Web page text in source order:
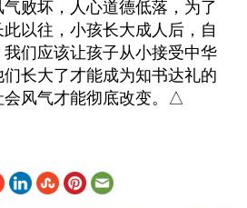
败坏，人心道德低落，为了
以往，小孩长大成人后，自
们应该让孩子从小接受中华
长大了才能成为知书达礼的